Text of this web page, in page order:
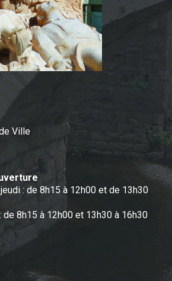
Ville
: de 8h15 à 12h00 et de 13h30
de 8h15 à 12h00 et 13h30 à 16h30